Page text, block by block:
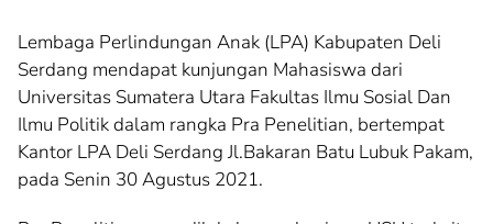
Lembaga Perlindungan Anak (LPA) Kabupaten Deli
Serdang mendapat kunjungan Mahasiswa dari
Universitas Sumatera Utara Fakultas Ilmu Sosial Dan
Ilmu Politik dalam rangka Pra Penelitian, bertempat
Kantor LPA Deli Serdang Jl.Bakaran Batu Lubuk Pakam,
pada Senin 30 Agustus 2021.